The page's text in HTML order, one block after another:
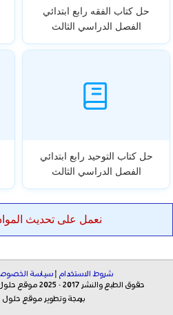
حل كتاب الفقه رابع ابتدائي
الفصل الدراسي الثالث
حل كتاب التوحيد رابع ابتدائي
الفصل الدراسي الثالث
نعمل على تحديث المواد
شروط الاستخدام | سياسة
حقوق الطبع والنشر 2017 - 2025 موقع حلول التعليمي جميع الحقوق محفوظة
برمجة وتطوير موقع حلول